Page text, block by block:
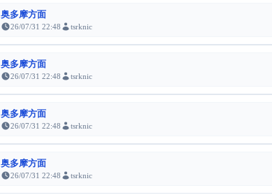
奥多摩方面
26/07/31 22:48 tsrknic
奥多摩方面
26/07/31 22:48 tsrknic
奥多摩方面
26/07/31 22:48 tsrknic
奥多摩方面
26/07/31 22:48 tsrknic